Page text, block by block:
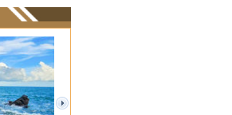
next